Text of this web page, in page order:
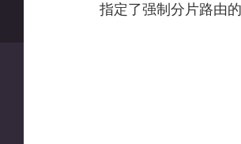
指定了强制分片路由